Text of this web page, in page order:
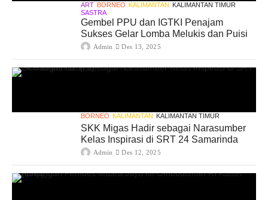
ART BORNEO KALIMANTAN KALIMANTAN TIMUR
SASTRA
Gembel PPU dan IGTKI Penajam
Sukses Gelar Lomba Melukis dan Puisi
Admin Des 13, 2025
BORNEO KALIMANTAN KALIMANTAN TIMUR
SKK Migas Hadir sebagai Narasumber
Kelas Inspirasi di SRT 24 Samarinda
Admin Des 12, 2025